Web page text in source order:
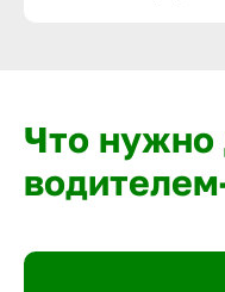
Что нужно